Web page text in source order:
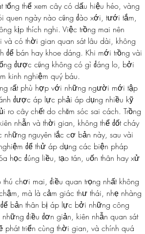
tổng thể xem cây có dấu hiệu héo, vàng
quen ngày nào cũng đào xới, tưới tắm,
kịp thích nghi. Việc trồng mai nên
và có thời gian quan sát lâu dài, không
để bán hay khoe dáng. Khi mới trồng vài
được cũng không có gì đáng lo, bởi
kinh nghiệm quý báu.
rất phù hợp với những người mới tập
được áp lực phải áp dụng nhiều kỹ
ro cây chết do chăm sóc sai cách. Trồng
nhẫn và thời gian, không thể đốt cháy
nguyên tắc cơ bản này, sau vài
để thử áp dụng các biện pháp
học đúng liều, tạo tán, uốn thân hay xử
chơi mai, điều quan trọng nhất không
mà là cảm giác thư thái, nhẹ nhàng
bản thân bị áp lực bởi những công
điều đơn giản, kiên nhẫn quan sát
triển cùng thời gian, và chính quá